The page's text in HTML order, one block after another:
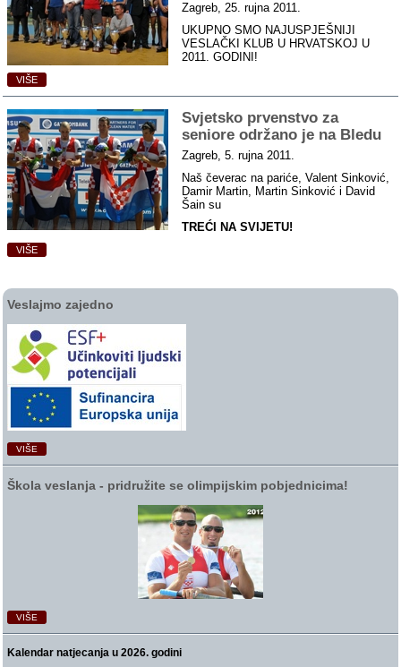
Zagreb, 25. rujna 2011.
UKUPNO SMO NAJUSPJEŠNIJI
VESLAČKI KLUB U HRVATSKOJ U
2011. GODINI!
VIŠE
Svjetsko prvenstvo za
seniore održano je na Bledu
Zagreb, 5. rujna 2011.
Naš čeverac na pariće, Valent Sinković,
Damir Martin, Martin Sinković i David
Šain su
TREĆI NA SVIJETU!
VIŠE
Veslajmo zajedno
VIŠE
Škola veslanja ‑ pridružite se olimpijskim pobjednicima!
VIŠE
Kalendar natjecanja u 2026. godini